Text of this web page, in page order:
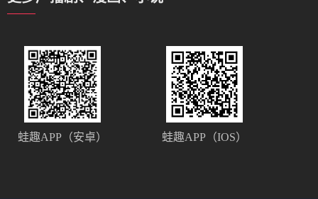
蛙趣APP（安卓） 蛙趣APP（IOS）